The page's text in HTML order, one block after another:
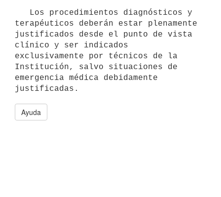
terapéuticos deberán estar plenamente
justificados desde el punto de vista
clínico y ser indicados
exclusivamente por técnicos de la
Institución, salvo situaciones de
emergencia médica debidamente
Ayuda